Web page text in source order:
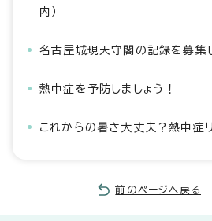
内）
名古屋城現天守閣の記録を募集
熱中症を予防しましょう！
これからの暑さ大丈夫？熱中症
前のページへ戻る